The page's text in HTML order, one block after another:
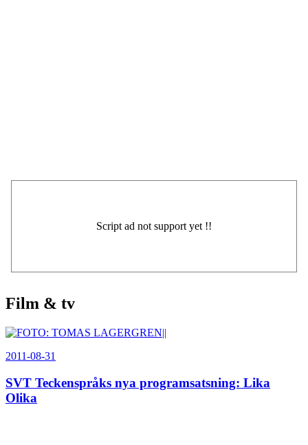
Film & tv
2011-08-31
SVT Teckenspråks nya programsatsning: Lika
Olika